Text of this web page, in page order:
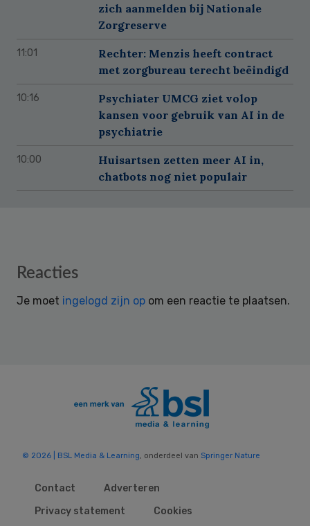
zich aanmelden bij Nationale
Zorgreserve
11:01
Rechter: Menzis heeft contract
met zorgbureau terecht beëindigd
10:16
Psychiater UMCG ziet volop
kansen voor gebruik van AI in de
psychiatrie
10:00
Huisartsen zetten meer AI in,
chatbots nog niet populair
Reader
Reacties
Je moet ingelogd zijn op om een reactie te plaatsen.
© 2026 | BSL Media & Learning , onderdeel van Springer Nature
Contact
Adverteren
Privacy statement
Cookies